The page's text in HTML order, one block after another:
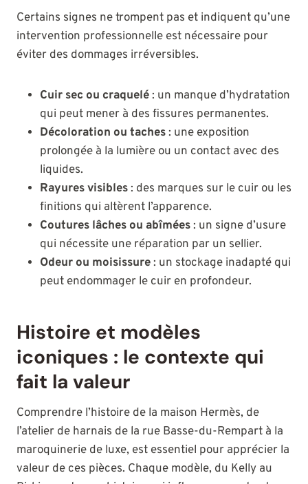
Certains signes ne trompent pas et indiquent qu’une
intervention professionnelle est nécessaire pour
éviter des dommages irréversibles.
Cuir sec ou craquelé: un manque d’hydratation
qui peut mener à des fissures permanentes.
Décoloration ou taches: une exposition
prolongée à la lumière ou un contact avec des
liquides.
Rayures visibles: des marques sur le cuir ou les
finitions qui altèrent l’apparence.
Coutures lâches ou abîmées: un signe d’usure
qui nécessite une réparation par un sellier.
Odeur ou moisissure: un stockage inadapté qui
peut endommager le cuir en profondeur.
Histoire et modèles
iconiques : le contexte qui
fait la valeur
Comprendre l’histoire de la maison Hermès, de
l’atelier de harnais de la rue Basse-du-Rempart à la
maroquinerie de luxe, est essentiel pour apprécier la
valeur de ces pièces. Chaque modèle, du Kelly au